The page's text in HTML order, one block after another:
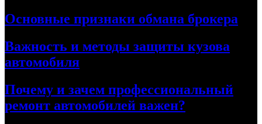
Основные признаки обмана брокера
Важность и методы защиты кузова
автомобиля
Почему и зачем профессиональный
ремонт автомобилей важен?